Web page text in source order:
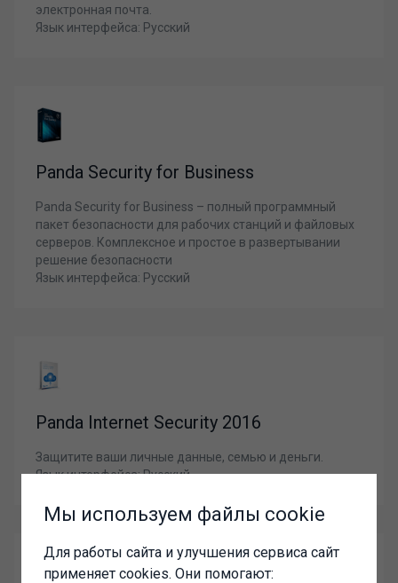
электронная почта.
Язык интерфейса: Русский
Panda Security for Business
Panda Security for Business – полный программный
пакет безопасности для рабочих станций и файловых
серверов. Комплексное и простое в развертывании
решение безопасности
Язык интерфейса: Русский
Panda Internet Security 2016
Защитите ваши личные данные, семью и деньги.
Язык интерфейса: Русский
Мы используем файлы cookie
Для работы сайта и улучшения сервиса сайт
применяет cookies. Они помогают: